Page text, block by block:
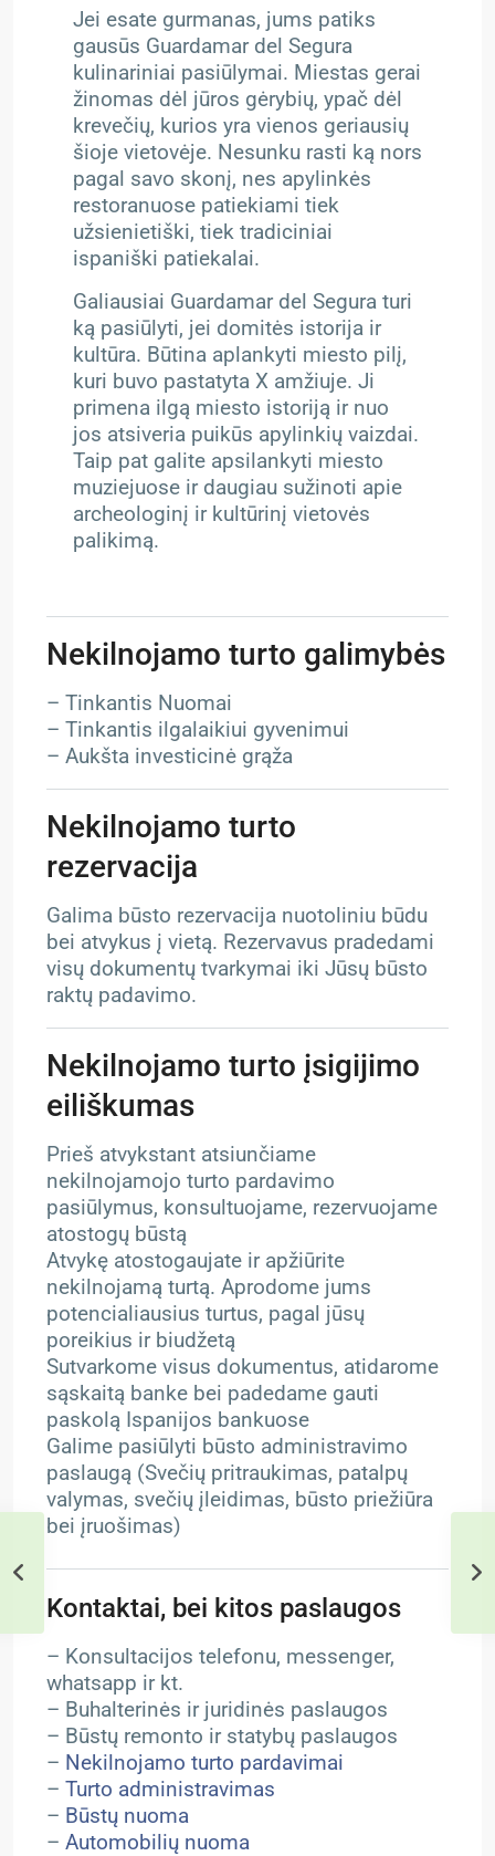
Jei esate gurmanas, jums patiks
gausūs Guardamar del Segura
kulinariniai pasiūlymai. Miestas gerai
žinomas dėl jūros gėrybių, ypač dėl
krevečių, kurios yra vienos geriausių
šioje vietovėje. Nesunku rasti ką nors
pagal savo skonį, nes apylinkės
restoranuose patiekiami tiek
užsienietiški, tiek tradiciniai
ispaniški patiekalai.
Galiausiai Guardamar del Segura turi
ką pasiūlyti, jei domitės istorija ir
kultūra. Būtina aplankyti miesto pilį,
kuri buvo pastatyta X amžiuje. Ji
primena ilgą miesto istoriją ir nuo
jos atsiveria puikūs apylinkių vaizdai.
Taip pat galite apsilankyti miesto
muziejuose ir daugiau sužinoti apie
archeologinį ir kultūrinį vietovės
palikimą.
Nekilnojamo turto galimybės
– Tinkantis Nuomai
– Tinkantis ilgalaikiui gyvenimui
– Aukšta investicinė grąža
Nekilnojamo turto
rezervacija
Galima būsto rezervacija nuotoliniu būdu
bei atvykus į vietą. Rezervavus pradedami
visų dokumentų tvarkymai iki Jūsų būsto
raktų padavimo.
Nekilnojamo turto įsigijimo
eiliškumas
Prieš atvykstant atsiunčiame
nekilnojamojo turto pardavimo
pasiūlymus, konsultuojame, rezervuojame
atostogų būstą
Atvykę atostogaujate ir apžiūrite
nekilnojamą turtą. Aprodome jums
potencialiausius turtus, pagal jūsų
poreikius ir biudžetą
Sutvarkome visus dokumentus, atidarome
sąskaitą banke bei padedame gauti
paskolą Ispanijos bankuose
Galime pasiūlyti būsto administravimo
paslaugą (Svečių pritraukimas, patalpų
valymas, svečių įleidimas, būsto priežiūra
bei įruošimas)
Kontaktai, bei kitos paslaugos
– Konsultacijos telefonu, messenger,
whatsapp ir kt.
– Buhalterinės ir juridinės paslaugos
– Būstų remonto ir statybų paslaugos
– Nekilnojamo turto pardavimai
– Turto administravimas
– Būstų nuoma
– Automobilių nuoma